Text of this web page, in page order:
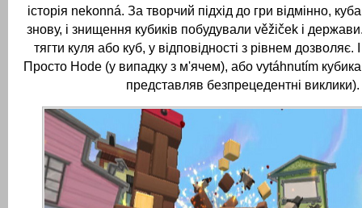
історія nekonná. За творчий підхід до гри відмінно,
знову, і знищення кубиків побудували věžiček і
тягти куля або куб, у відповідності з рівнем дозволяє.
Просто Hode (у випадку з м'ячем), або vytáhnutím
представляв безпрецедентні виклики).